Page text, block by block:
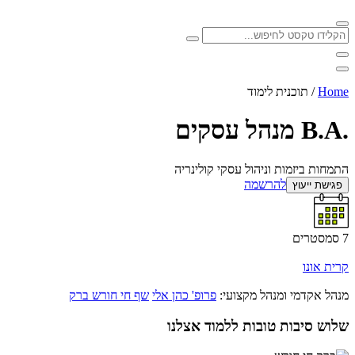
Home
/ תוכנית לימוד
.B.A מנהל עסקים
התמחות ביזמות וניהול עסקי קולינריה
פגישת ייעוץ להרשמה
7 סמסטרים
קרית אונו
מנהל אקדמי ומנהל מקצועי: פרופ' כהן אלי שף חי חורש ברק
שלוש סיבות טובות ללמוד אצלנו